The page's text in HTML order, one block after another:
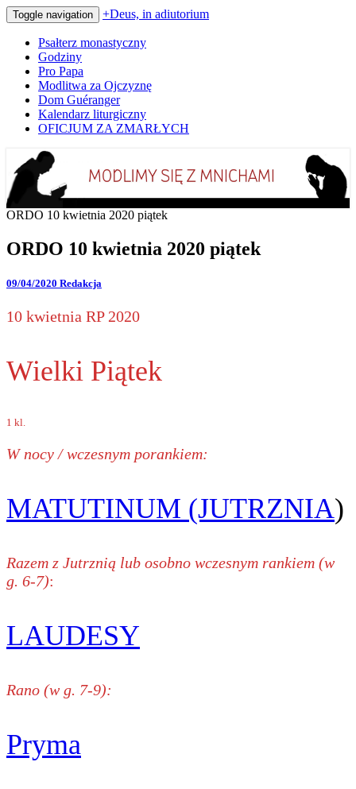
Toggle navigation +Deus, in adiutorium
Psałterz monastyczny
Godziny
Pro Papa
Modlitwa za Ojczyznę
Dom Guéranger
Kalendarz liturgiczny
OFICJUM ZA ZMARŁYCH
+Deus, in adiutorium
Codziennie modlimy się z mnichami
ORDO 10 kwietnia 2020 piątek
ORDO 10 kwietnia 2020 piątek
09/04/2020 Redakcja
10 kwietnia RP 2020
Wielki Piątek
1 kl.
W nocy / wczesnym porankiem:
MATUTINUM (JUTRZNIA)
Razem z Jutrznią lub osobno wczesnym rankiem (w
g. 6-7):
LAUDESY
Rano (w g. 7-9):
Pryma